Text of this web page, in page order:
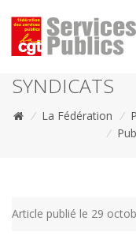
SYNDICATS
/ La Fédération /
/
Article publié le 29